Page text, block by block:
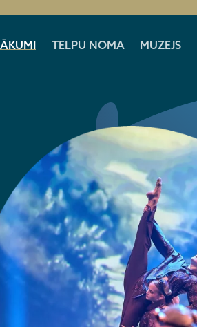
TELPU NOMA MUZEJS